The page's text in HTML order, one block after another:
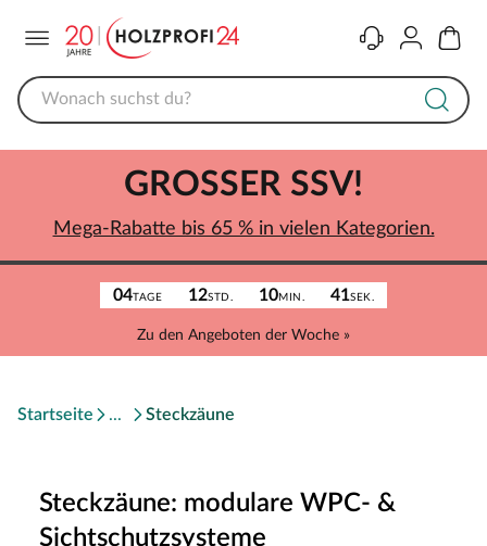
KontaktKonto
04TAGE 12STD. 10MIN. 41SEK.
Zu den Angeboten der Woche »
GROSSER SSV!
Mega-Rabatte bis 65 % in vielen Kategorien.
Startseite Steckzäune
Steckzäune: modulare WPC- &
Sichtschutzsysteme